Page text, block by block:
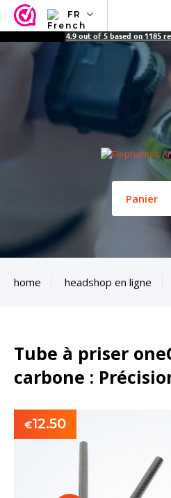
FR
NL
ES
4.9 out of 5 based on 1185
Panier
home headshop en ligne
Tube à priser
carbone :
€12.50